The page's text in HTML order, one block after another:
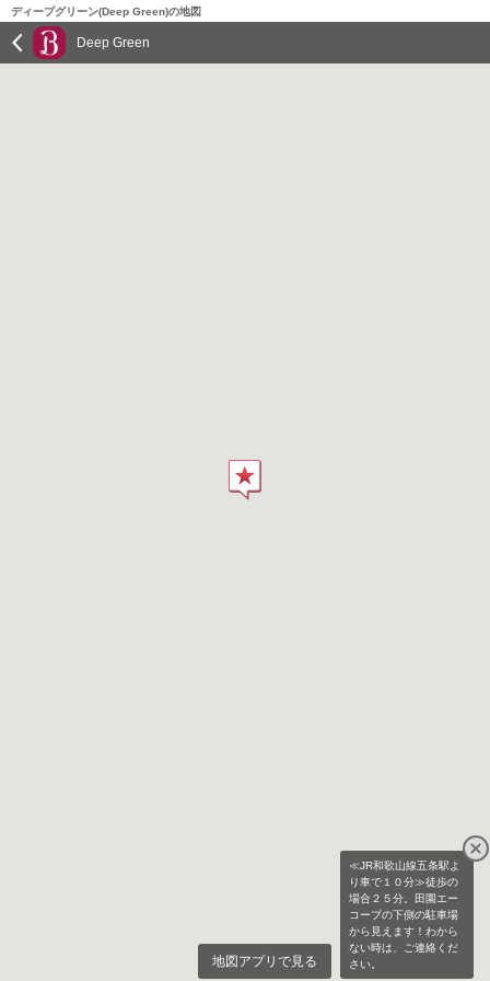
ディープグリーン(Deep Green)の地図
Deep Green
≪JR和歌山線五条駅よ
り車で１０分≫徒歩の
場合２５分。田園エー
コープの下側の駐車場
から見えます！わから
ない時は、ご連絡くだ
さい。
地図アプリで見る